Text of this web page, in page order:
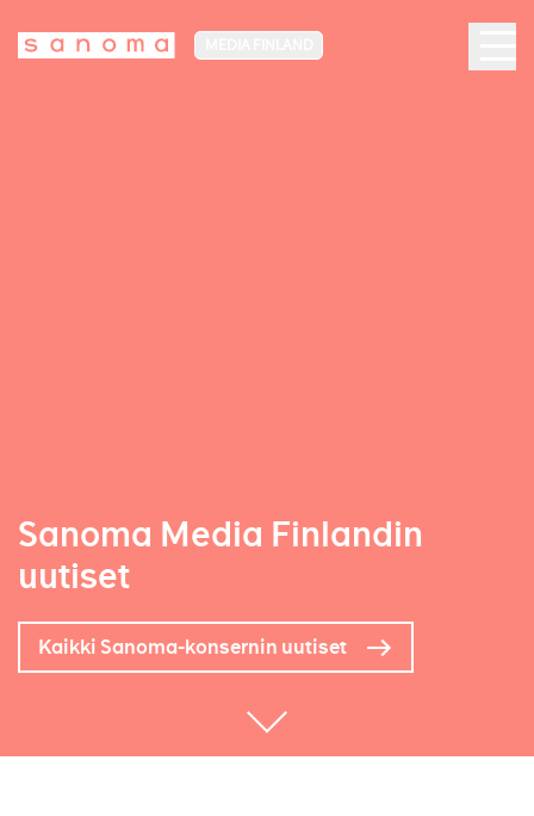
Sanoma Media Finlandin
uutiset
Kaikki Sanoma-konsernin uutiset